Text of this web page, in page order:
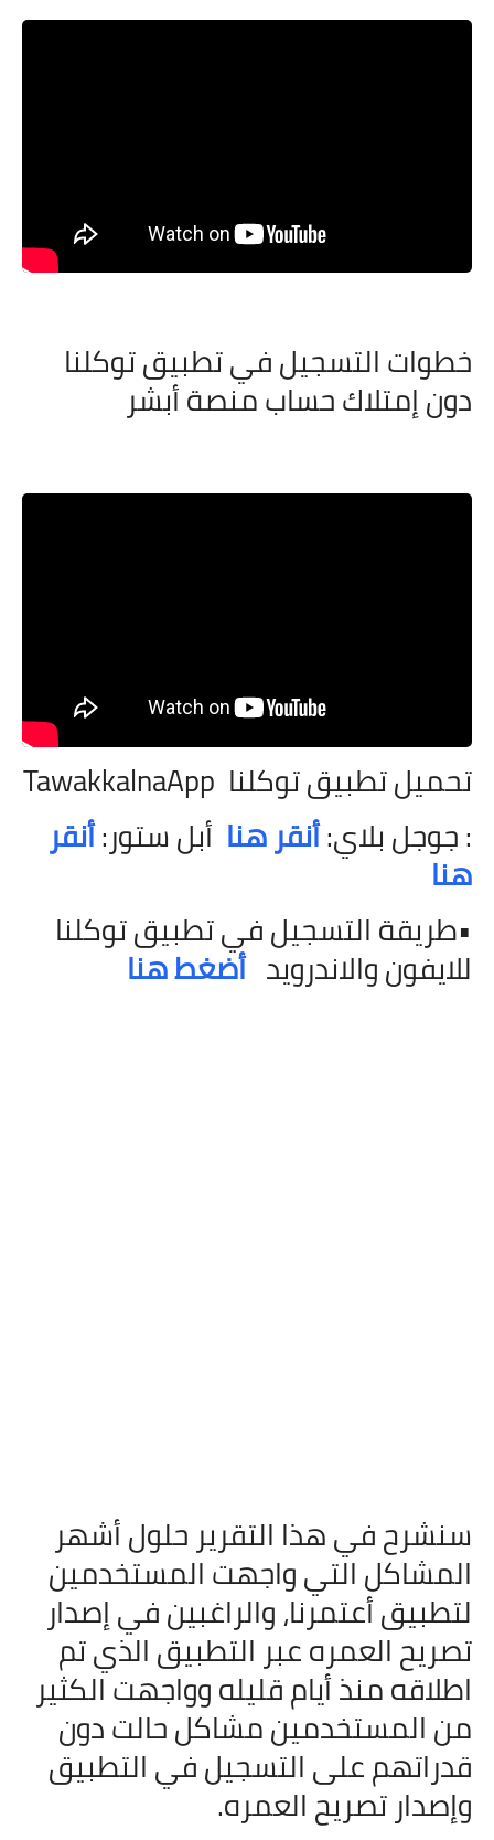
خطوات التسجيل في تطبيق توكلنا
دون إمتلاك حساب منصة أبشر
تحميل تطبيق توكلنا TawakkalnaApp
: جوجل بلاي:أنقر هنا أبل ستور:أنقر
هنا
•طريقة التسجيل في تطبيق توكلنا
للايفون والاندرويد أضغط هنا
سنشرح في هذا التقرير حلول أشهر
المشاكل التي واجهت المستخدمين
لتطبيق أعتمرنا، والراغبين في إصدار
تصريح العمره عبر التطبيق الذي تم
اطلاقه منذ أيام قليله وواجهت الكثير
من المستخدمين مشاكل حالت دون
قدراتهم على التسجيل في التطبيق
وإصدار تصريح العمره.